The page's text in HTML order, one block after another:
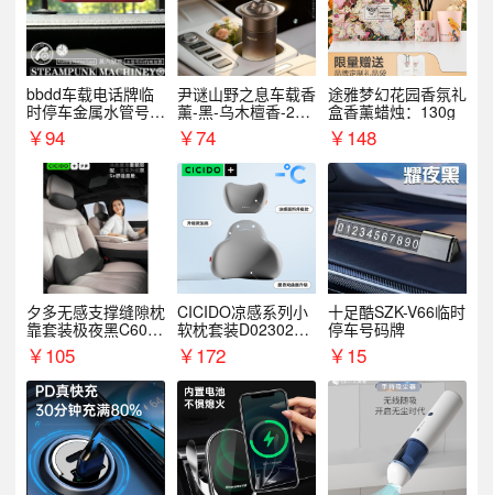
bbdd车载电话牌临
时停车金属水管号码
牌可隐藏创意趣味
￥94
尹谜山野之息车载香
薰-黑-乌木檀香-200
g￥74
途雅梦幻花园香氛礼
盒香薰蜡烛：130g
￥148
夕多无感支撑缝隙枕
靠套装极夜黑C6003
+C6004
￥105
CICIDO凉感系列小
软枕套装D023021+
D033031
￥172
十足酷SZK-V66临时
停车号码牌
￥15